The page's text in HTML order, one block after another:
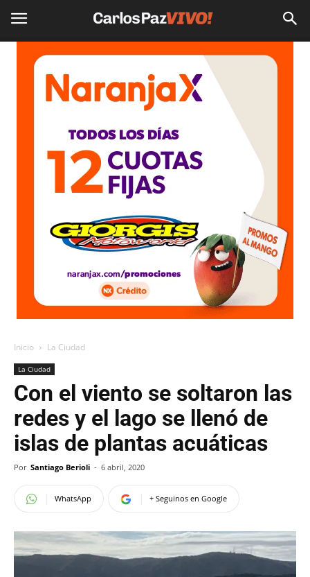
Inicio La Ciudad
La Ciudad
Con el viento se soltaron las
redes y el lago se llenó de
islas de plantas acuáticas
Por Santiago Berioli - 6 abril, 2020
WhatsApp + Seguinos en Google